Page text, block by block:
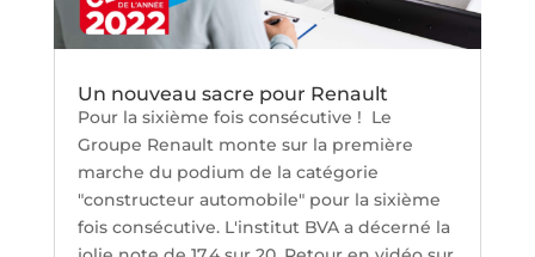
Un nouveau sacre pour Renault
Pour la sixième fois consécutive ! Le
Groupe Renault monte sur la première
marche du podium de la catégorie
"constructeur automobile" pour la sixième
fois consécutive. L'institut BVA a décerné la